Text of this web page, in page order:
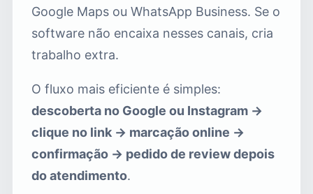
Google Maps ou WhatsApp Business. Se o
software não encaixa nesses canais, cria
trabalho extra.
O fluxo mais eficiente é simples:
descoberta no Google ou Instagram ->
clique no link -> marcação online ->
confirmação -> pedido de review depois
do atendimento.